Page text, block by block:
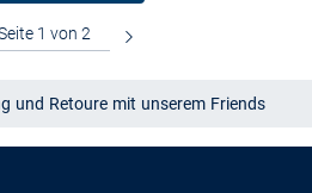
und Retoure mit unserem Friends